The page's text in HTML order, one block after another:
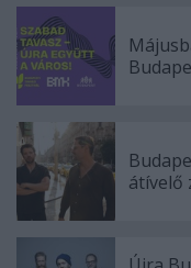
átívelő